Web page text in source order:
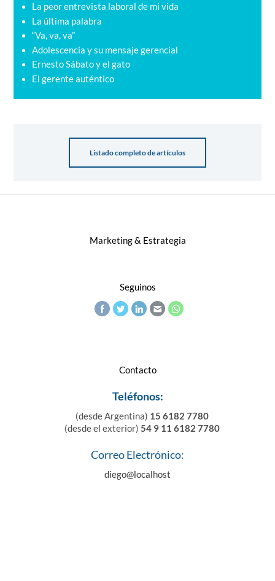
La peor entrevista laboral de mi vida
La última palabra
“Va, va, va”
Adolescencia y su mensaje gerencial
Ernesto Sábato y el gato
El gerente auténtico
Listado completo de artículos
Marketing & Estrategia
Seguinos
Contacto
Teléfonos:
(desde Argentina) 15 6182 7780
(desde el exterior) 54 9 11 6182 7780
Correo Electrónico:
diego@localhost